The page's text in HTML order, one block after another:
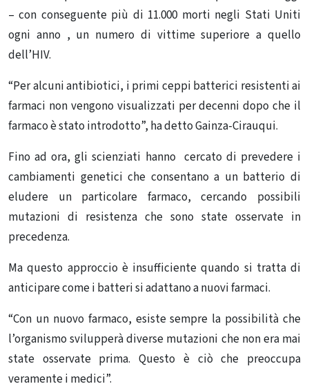
– con conseguente più di 11.000 morti negli Stati Uniti
ogni anno , un numero di vittime superiore a quello
dell’HIV.
“Per alcuni antibiotici, i primi ceppi batterici resistenti ai
farmaci non vengono visualizzati per decenni dopo che il
farmaco è stato introdotto”, ha detto Gainza-Cirauqui.
Fino ad ora, gli scienziati hanno cercato di prevedere i
cambiamenti genetici che consentano a un batterio di
eludere un particolare farmaco, cercando possibili
mutazioni di resistenza che sono state osservate in
precedenza.
Ma questo approccio è insufficiente quando si tratta di
anticipare come i batteri si adattano a nuovi farmaci.
“Con un nuovo farmaco, esiste sempre la possibilità che
l’organismo svilupperà diverse mutazioni che non era mai
state osservate prima. Questo è ciò che preoccupa
veramente i medici”.